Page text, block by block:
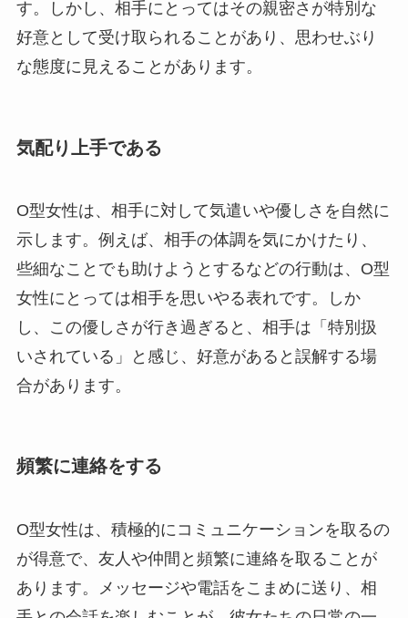
す。しかし、相手にとってはその親密さが特別な
好意として受け取られることがあり、思わせぶり
な態度に見えることがあります。
気配り上手である
O型女性は、相手に対して気遣いや優しさを自然に
示します。例えば、相手の体調を気にかけたり、
些細なことでも助けようとするなどの行動は、O型
女性にとっては相手を思いやる表れです。しか
し、この優しさが行き過ぎると、相手は「特別扱
いされている」と感じ、好意があると誤解する場
合があります。
頻繁に連絡をする
O型女性は、積極的にコミュニケーションを取るの
が得意で、友人や仲間と頻繁に連絡を取ることが
あります。メッセージや電話をこまめに送り、相